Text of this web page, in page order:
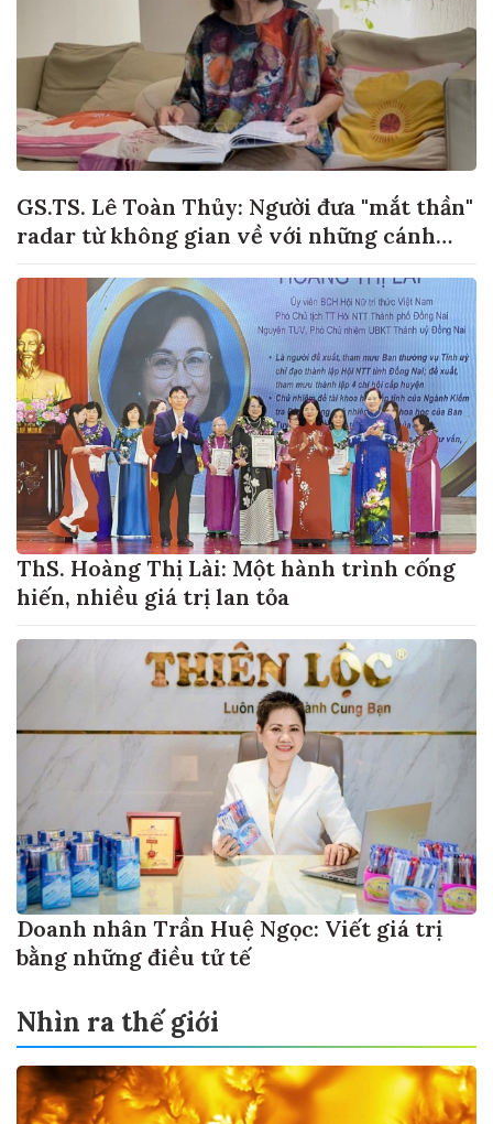
GS.TS. Lê Toàn Thủy: Người đưa "mắt thần"
radar từ không gian về với những cánh
ThS. Hoàng Thị Lài: Một hành trình cống
hiến, nhiều giá trị lan tỏa
Doanh nhân Trần Huệ Ngọc: Viết giá trị
bằng những điều tử tế
Nhìn ra thế giới